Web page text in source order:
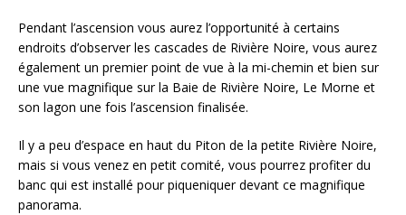
Pendant l’ascension vous aurez l’opportunité à certains
endroits d’observer les cascades de Rivière Noire, vous aurez
également un premier point de vue à la mi-chemin et bien sur
une vue magnifique sur la Baie de Rivière Noire, Le Morne et
son lagon une fois l’ascension finalisée.
Il y a peu d’espace en haut du Piton de la petite Rivière Noire,
mais si vous venez en petit comité, vous pourrez profiter du
banc qui est installé pour piqueniquer devant ce magnifique
panorama.